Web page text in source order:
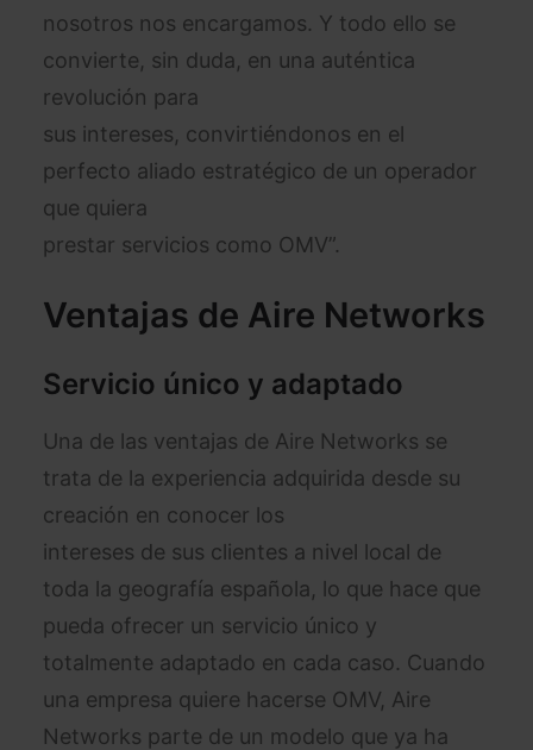
nosotros nos encargamos. Y todo ello se
convierte, sin duda, en una auténtica
revolución para
sus intereses, convirtiéndonos en el
perfecto aliado estratégico de un operador
que quiera
prestar servicios como OMV”.
Ventajas de Aire Networks
Servicio único y adaptado
Una de las ventajas de Aire Networks se
trata de la experiencia adquirida desde su
creación en conocer los
intereses de sus clientes a nivel local de
toda la geografía española, lo que hace que
pueda ofrecer un servicio único y
totalmente adaptado en cada caso. Cuando
una empresa quiere hacerse OMV, Aire
Networks parte de un modelo que ya ha